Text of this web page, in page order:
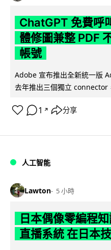
ChatGPT 免費呼
體修圖兼整 PDF
帳號
Adobe 宣布推出全新統一版
去年推出三個獨立 connector
1 ↗ 分享
人工智能
Lawton 5 小時
日本偶像零編程
直播系統 在日本